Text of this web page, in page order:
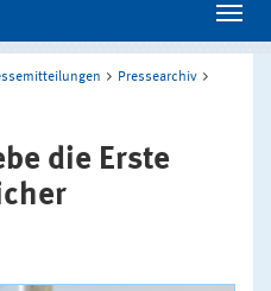
Pressearchiv
die Erste